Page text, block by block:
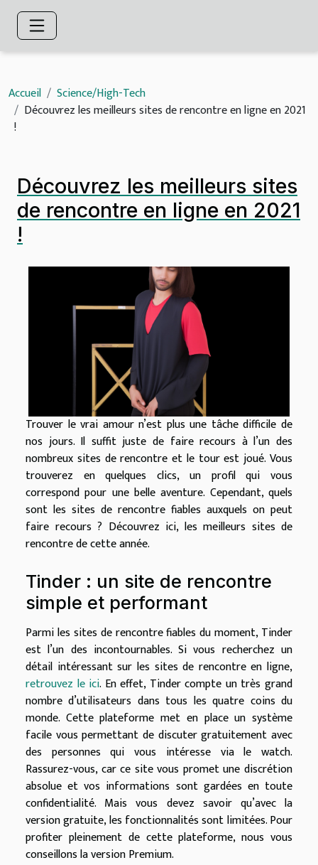
Accueil
Science/High-Tech
Découvrez les meilleurs sites de rencontre en ligne en 2021
!
Découvrez les meilleurs sites
de rencontre en ligne en 2021
!
Trouver le vrai amour n’est plus une tâche difficile de
nos jours. Il suffit juste de faire recours à l’un des
nombreux sites de rencontre et le tour est joué. Vous
trouverez en quelques clics, un profil qui vous
correspond pour une belle aventure. Cependant, quels
sont les sites de rencontre fiables auxquels on peut
faire recours ? Découvrez ici, les meilleurs sites de
rencontre de cette année.
Tinder : un site de rencontre
simple et performant
Parmi les sites de rencontre fiables du moment, Tinder
est l’un des incontournables. Si vous recherchez un
détail intéressant sur les sites de rencontre en ligne,
retrouvez le ici. En effet, Tinder compte un très grand
nombre d’utilisateurs dans tous les quatre coins du
monde. Cette plateforme met en place un système
facile vous permettant de discuter gratuitement avec
des personnes qui vous intéresse via le watch.
Rassurez-vous, car ce site vous promet une discrétion
absolue et vos informations sont gardées en toute
confidentialité. Mais vous devez savoir qu’avec la
version gratuite, les fonctionnalités sont limitées. Pour
profiter pleinement de cette plateforme, nous vous
conseillons la version Premium.